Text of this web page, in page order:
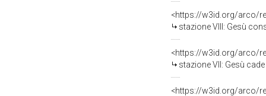
<https://w3id.org/arco/
stazione VIII: Gesù
<https://w3id.org/arco/
stazione VII: Gesù
<https://w3id.org/arco/